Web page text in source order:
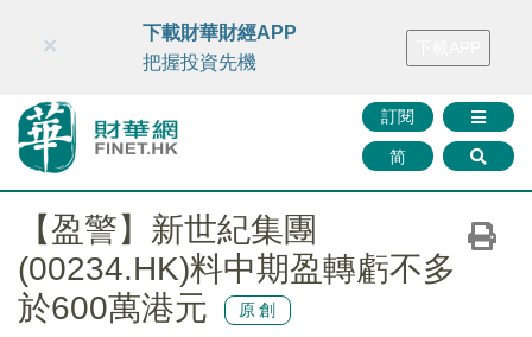
財華智庫網 FINTV FINMETA 財華證券 媒體矩陣
訂閱
简
×
下載財華財經APP
把握投資先機
【盈警】新世紀集團
(00234.HK)料中期盈轉虧不多
於600萬港元
原創